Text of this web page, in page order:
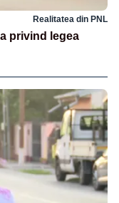
Realitatea din PNL
privind legea